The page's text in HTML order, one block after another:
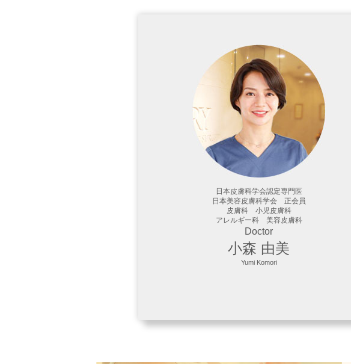
日本皮膚科学会認定専門医
日本美容皮膚科学会 正会員
皮膚科 小児皮膚科
アレルギー科 美容皮膚科
Doctor
小森 由美
Yumi Komori